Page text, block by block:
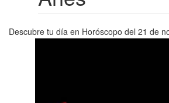
Descubre tu día en Horóscopo del 21 de